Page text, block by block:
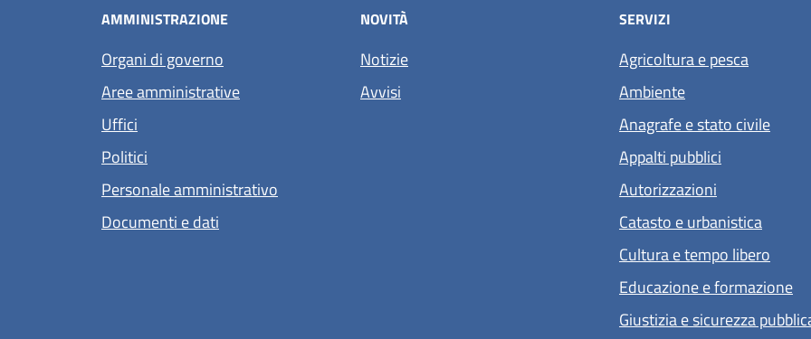
AMMINISTRAZIONE
Organi di governo
Aree amministrative
Uffici
Politici
Personale amministrativo
Documenti e dati
NOVITÀ
Notizie
Avvisi
SERVIZI
Agricoltura e pesca
Ambiente
Anagrafe e stato civile
Appalti pubblici
Autorizzazioni
Catasto e urbanistica
Cultura e tempo libero
Educazione e formazione
Giustizia e sicurezza